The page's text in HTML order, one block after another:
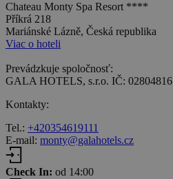
Chateau Monty Spa Resort ****
Příkrá 218
Mariánské Lázně, Česká republika
Viac o hoteli
Prevádzkuje spoločnosť:
GALA HOTELS, s.r.o. IČ: 02804816
Kontakty:
Tel.: +420354619111
E-mail: monty@galahotels.cz
Check In: od 14:00